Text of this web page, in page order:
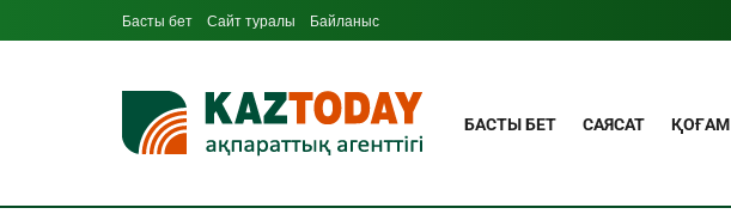
Басты бет Сайт туралы Байланыс
БАСТЫ БЕТ САЯСАТ ҚОҒАМ